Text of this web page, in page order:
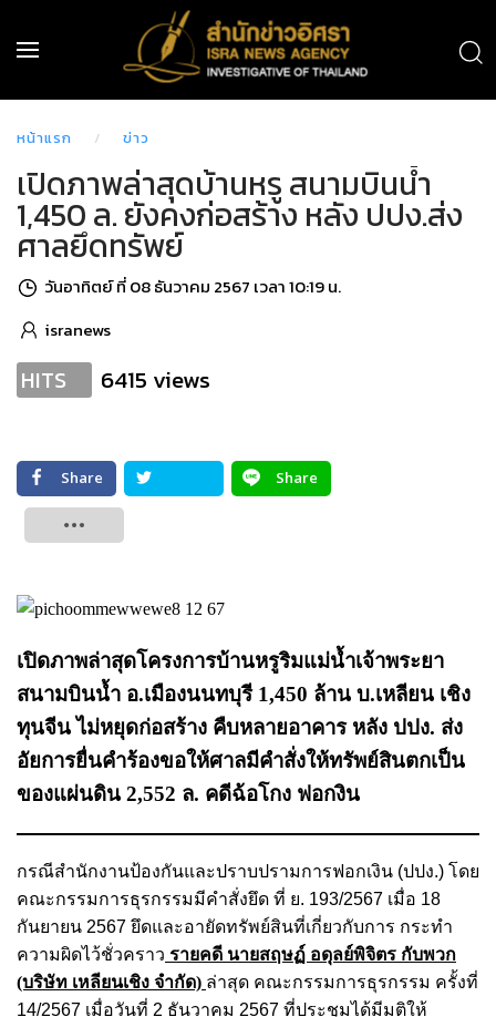
หน้าแรก ข่าว
เปิดภาพล่าสุดบ้านหรู สนามบินน้ำ
1,450 ล. ยังคงก่อสร้าง หลัง ปปง.ส่ง
ศาลยึดทรัพย์
วันอาทิตย์ ที่ 08 ธันวาคม 2567 เวลา 10:19 น.
isranews
HITS 6415 views
Share
Share
เปิดภาพล่าสุดโครงการบ้านหรูริมแม่น้ำเจ้าพระยา
สนามบินน้ำ อ.เมืองนนทบุรี 1,450 ล้าน บ.เหลียน เชิง
ทุนจีน ไม่หยุดก่อสร้าง คืบหลายอาคาร หลัง ปปง. ส่ง
อัยการยื่นคําร้องขอให้ศาลมีคําสั่งให้ทรัพย์สินตกเป็น
ของแผ่นดิน 2,552 ล. คดีฉ้อโกง ฟอกงิน
กรณีสำนักงานป้องกันและปราบปรามการฟอกเงิน (ปปง.) โดย
คณะกรรมการธุรกรรมมีคําสั่งยึด ที่ ย. 193/2567 เมื่อ 18
กันยายน 2567 ยึดและอายัดทรัพย์สินที่เกี่ยวกับการ กระทํา
ความผิดไว้ชั่วคราว รายคดี นายสฤษฏ์ อดุลย์พิจิตร กับพวก
(บริษัท เหลียนเชิง จํากัด) ล่าสุด คณะกรรมการธุรกรรม ครั้งที่
14/2567 เมื่อวันที่ 2 ธันวาคม 2567 ที่ประชุมได้มีมติให้